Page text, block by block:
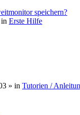
speichern?
Erste Hilfe
» in Tutorien /